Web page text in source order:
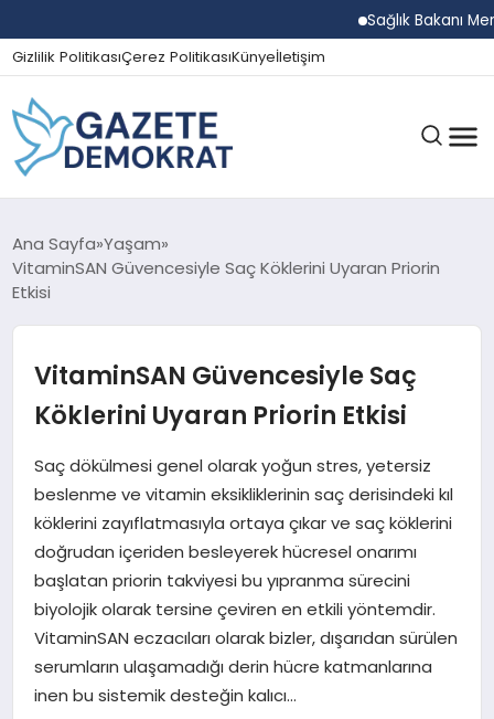
Sağlık Bakanı
Gizlilik PolitikasıÇerez PolitikasıKünyeİletişim
GÜNDEM
EKONOMI
SPOR
MAGAZIN
SAĞLIK
EĞITIM
Ana Sayfa Yaşam
VitaminSAN Güvencesiyle Saç Köklerini Uyaran Priorin
Etkisi
VitaminSAN Güvencesiyle Saç
Köklerini Uyaran Priorin Etkisi
Saç dökülmesi genel olarak yoğun stres, yetersiz
beslenme ve vitamin eksikliklerinin saç derisindeki kıl
köklerini zayıflatmasıyla ortaya çıkar ve saç köklerini
doğrudan içeriden besleyerek hücresel onarımı
başlatan priorin takviyesi bu yıpranma sürecini
biyolojik olarak tersine çeviren en etkili yöntemdir.
VitaminSAN eczacıları olarak bizler, dışarıdan sürülen
serumların ulaşamadığı derin hücre katmanlarına
inen bu sistemik desteğin kalıcı…